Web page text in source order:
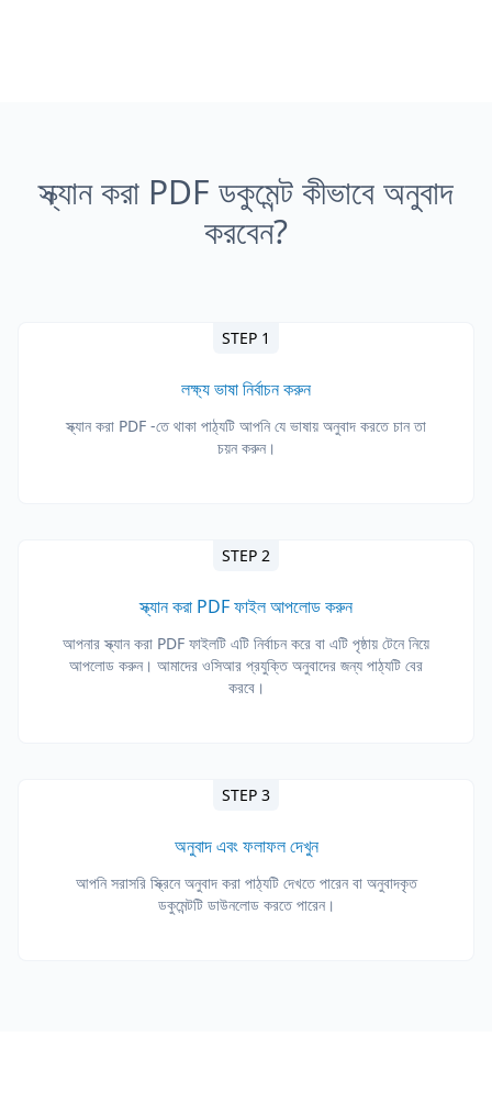
স্ক্যান করা PDF ডকুমেন্ট কীভাবে অনুবাদ
করবেন?
STEP 1
লক্ষ্য ভাষা নির্বাচন করুন
স্ক্যান করা PDF -তে থাকা পাঠ্যটি আপনি যে ভাষায় অনুবাদ করতে চান তা
চয়ন করুন।
STEP 2
স্ক্যান করা PDF ফাইল আপলোড করুন
আপনার স্ক্যান করা PDF ফাইলটি এটি নির্বাচন করে বা এটি পৃষ্ঠায় টেনে নিয়ে
আপলোড করুন। আমাদের ওসিআর প্রযুক্তি অনুবাদের জন্য পাঠ্যটি বের
করবে।
STEP 3
অনুবাদ এবং ফলাফল দেখুন
আপনি সরাসরি স্ক্রিনে অনুবাদ করা পাঠ্যটি দেখতে পারেন বা অনুবাদকৃত
ডকুমেন্টটি ডাউনলোড করতে পারেন।